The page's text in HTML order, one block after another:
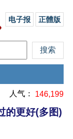
电子报 正體版
人气： 146,199
的更好(多图)